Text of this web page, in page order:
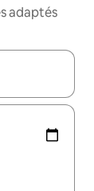
adaptés
vers le